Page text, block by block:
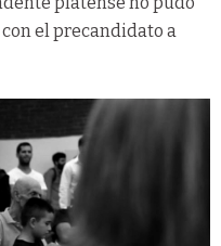
el precandidato a